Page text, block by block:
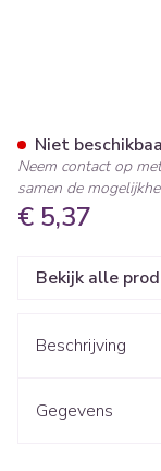
€ 5,37
Niet
Neem contact op
samen de
Bekijk alle
Beschrijving
Gegevens